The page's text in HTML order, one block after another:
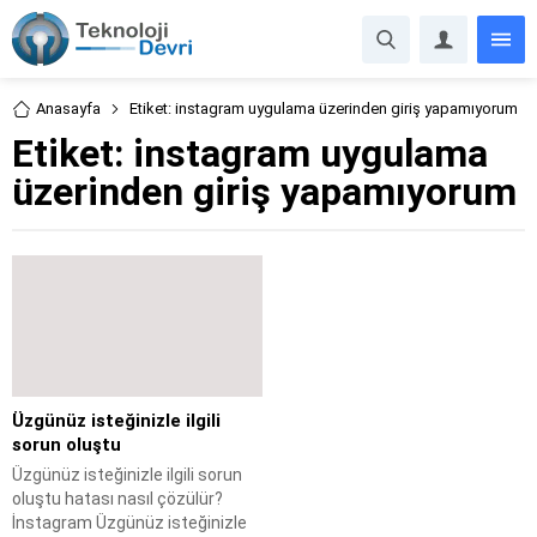
Anasayfa Etiket: instagram uygulama üzerinden giriş yapamıyorum
Etiket: instagram uygulama
üzerinden giriş yapamıyorum
Üzgünüz isteğinizle ilgili
sorun oluştu
Üzgünüz isteğinizle ilgili sorun
oluştu hatası nasıl çözülür?
İnstagram Üzgünüz isteğinizle